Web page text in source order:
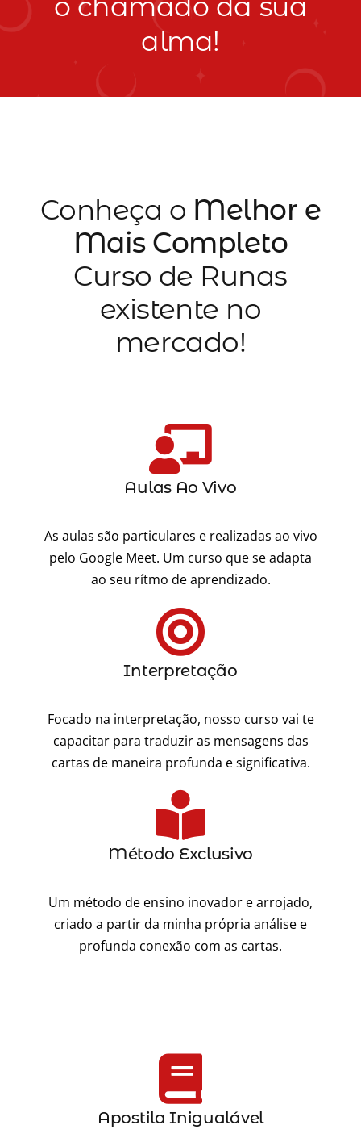
o chamado da sua
alma!
Conheça o Melhor e
Mais Completo
Curso de Runas
existente no
mercado!
Aulas Ao Vivo
As aulas são particulares e realizadas ao vivo
pelo Google Meet. Um curso que se adapta
ao seu rítmo de aprendizado.
Interpretação
Focado na interpretação, nosso curso vai te
capacitar para traduzir as mensagens das
cartas de maneira profunda e significativa.
Método Exclusivo
Um método de ensino inovador e arrojado,
criado a partir da minha própria análise e
profunda conexão com as cartas.
Apostila Inigualável